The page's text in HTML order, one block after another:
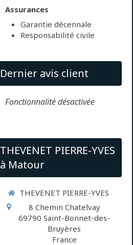
Assurances
Garantie décennale
Responsabilité civile
Dernier avis client
Fonctionnalité désactivée
THEVENET PIERRE-YVES
à Matour
THEVENET PIERRE-YVES
8 Chemin Chatelvay
69790 Saint-Bonnet-des-
Bruyères
France